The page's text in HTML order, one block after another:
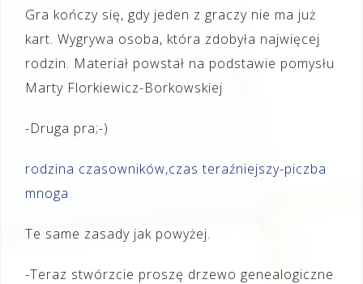
Gra kończy się, gdy jeden z graczy nie ma już
kart. Wygrywa osoba, która zdobyła najwięcej
rodzin. Materiał powstał na podstawie pomysłu
Marty Florkiewicz-Borkowskiej
-Druga pra;-)
rodzina czasowników,czas teraźniejszy-piczba
mnoga
Te same zasady jak powyżej.
-Teraz stwórzcie proszę drzewo genealogiczne